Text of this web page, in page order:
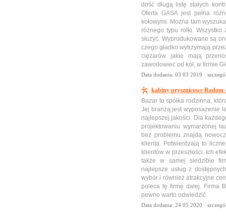
dość długą listę stałych
Oferta GASA jest pełna
kołowymi. Można tam
różnego typu rolki.
służyć. Wyprodukowane są
czego gładko wytrzymają
ciężarów jakie mają
zawodowiec od kół, w firmie
Data dodania: 03 03 2019 ·
kabiny prysznicowe Radom
Bazar to spółka rodzinna,
Jej branżą jest wyposażenie
najlepszej jakości. Dla
projektowaniu wymarzonej
bez problemu znajdą
klienta. Potwierdzają to
klientów w przeszłości. Ich
także w samej siedzibie
najlepsze usług z
wybór i również atrakcyjne
poleca tę firmę dalej. Firma
pewno warto odwiedzić.
Data dodania: 24 05 2020 ·